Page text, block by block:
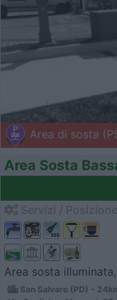
Area di sosta
Area Sosta
Area sosta
San Salvaro (PD) -